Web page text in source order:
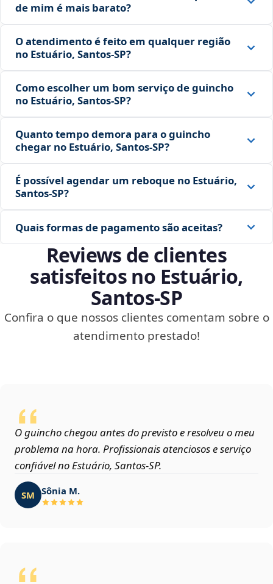
de mim é mais barato?
O atendimento é feito em qualquer região
no Estuário, Santos‑SP?
Como escolher um bom serviço de guincho
no Estuário, Santos‑SP?
Quanto tempo demora para o guincho
chegar no Estuário, Santos‑SP?
É possível agendar um reboque no Estuário,
Santos‑SP?
Quais formas de pagamento são aceitas?
Reviews de clientes
satisfeitos no Estuário,
Santos‑SP
Confira o que nossos clientes comentam sobre o
atendimento prestado!
O guincho chegou antes do previsto e resolveu o meu
problema na hora. Profissionais atenciosos e serviço
confiável no Estuário, Santos‑SP.
SM Sônia M.